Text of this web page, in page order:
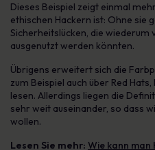
Dieses Beispiel zeigt einmal
ethischen Hackern ist: Ohne sie
Sicherheitslücken, die wiederum
ausgenutzt werden könnten.
Übrigens erweitert sich die
zum Beispiel auch über Red
lesen. Allerdings liegen die
sehr weit auseinander, so dass
wollen.
Lesen Sie mehr: Wie kann